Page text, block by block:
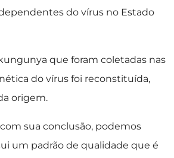
do vírus no Estado
que foram coletadas nas
do vírus foi reconstituída,
origem.
sua conclusão, podemos
um padrão de qualidade que é